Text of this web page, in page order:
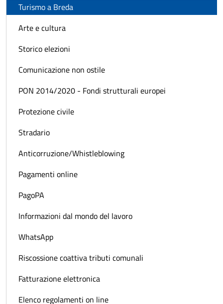
Turismo a Breda
Arte e cultura
Storico elezioni
Comunicazione non ostile
PON 2014/2020 - Fondi strutturali europei
Protezione civile
Stradario
Anticorruzione/Whistleblowing
Pagamenti online
PagoPA
Informazioni dal mondo del lavoro
WhatsApp
Riscossione coattiva tributi comunali
Fatturazione elettronica
Elenco regolamenti on line